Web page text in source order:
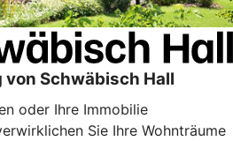
Schwäbisch Hall
oder Ihre Immobilie
Sie Ihre Wohnträume